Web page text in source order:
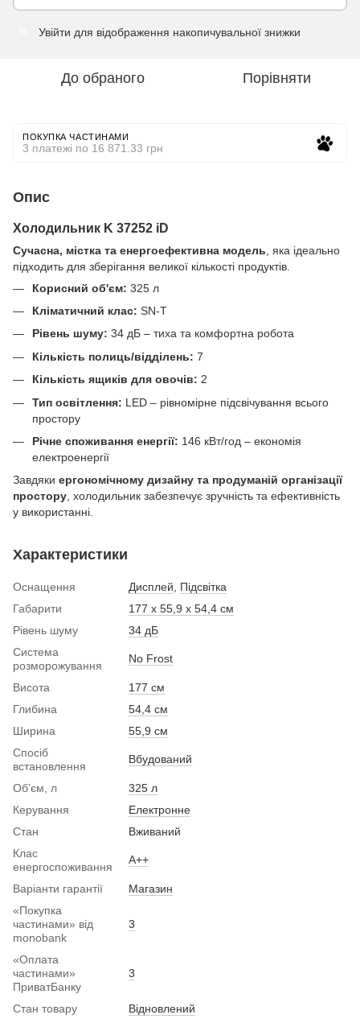
Увійти для відображення накопичувальної знижки
До обраного Порівняти
ПОКУПКА ЧАСТИНАМИ
3 платежі по 16 871.33 грн
Опис
Холодильник K 37252 iD
Сучасна, містка та енергоефективна модель , яка ідеально
підходить для зберігання великої кількості продуктів.
Корисний об'єм: 325 л
Кліматичний клас: SN-T
Рівень шуму: 34 дБ – тиха та комфортна робота
Кількість полиць/відділень: 7
Кількість ящиків для овочів: 2
Тип освітлення: LED – рівномірне підсвічування всього
простору
Річне споживання енергії: 146 кВт/год – економія
електроенергії
Завдяки ергономічному дизайну та продуманій організації
простору, холодильник забезпечує зручність та ефективність
у використанні.
Характеристики
Оснащення Дисплей, Підсвітка
Габарити
177 х 55,9 х 54,4 см
Рівень шуму
34 дБ
Система
розморожування
No Frost
Висота
177 см
Глибина
54,4 см
Ширина
55,9 см
Спосіб
встановлення
Вбудований
Обʼєм, л
325 л
Керування
Електронне
Стан
Вживаний
Клас
енергоспоживання
A++
Варіанти гарантії
Магазин
«Покупка
частинами» від
monobank
3
«Оплата
частинами»
ПриватБанку
3
Стан товару
Вiдновлений